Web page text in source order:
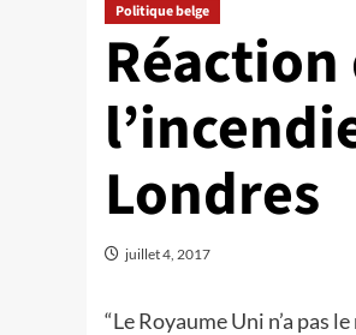
Politique belge
Londres
juillet 4, 2017
“Le Royaume Uni n’a pas